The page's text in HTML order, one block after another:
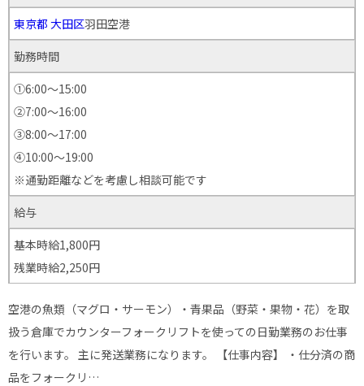
東京都 大田区羽田空港
勤務時間
①6:00～15:00
②7:00～16:00
③8:00～17:00
④10:00〜19:00
※通勤距離などを考慮し相談可能です
給与
基本時給1,800円
残業時給2,250円
空港の魚類（マグロ・サーモン）・青果品（野菜・果物・花）を取
扱う倉庫でカウンターフォークリフトを使っての日勤業務のお仕事
を行います。 主に発送業務になります。 【仕事内容】 ・仕分済の商
品をフォークリ…